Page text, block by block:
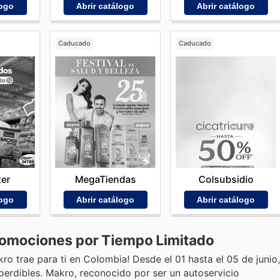
Abrir catálogo Abrir catálogo
Caducado
MegaTiendas
Abrir catálogo
Caducado
Colsubsidio
Abrir catálogo
por Tiempo Limitado
trae para ti en Colombia! Desde el 01 hasta el 05 de junio,
Makro, reconocido por ser un autoservicio